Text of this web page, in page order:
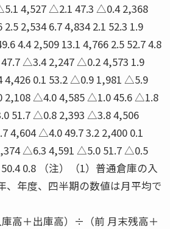
4,527 △2.1 47.3 △0.4 2,368
2,534 6.7 4,834 2.1 52.3 1.9
4.4 2,509 13.1 4,766 2.5 52.7 4.8
△3.4 2,247 △0.2 4,573 1.9
0.1 53.2 △0.9 1,981 △5.9
2,108 △4.0 4,585 △1.0 45.6 △1.8
51.7 △0.8 2,393 △3.8 4,506
4,604 △4.0 49.7 3.2 2,400 0.1
△6.3 4,591 △5.0 51.7 △0.5
0.8 （注）（1）普通倉庫の入
、年度、四半期の数値は月平均で
庫高＋出庫高）÷（前 月末残高＋